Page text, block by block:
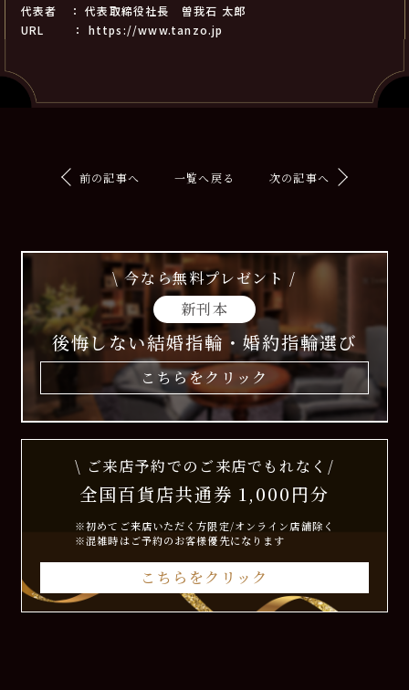
代表者 ： 代表取締役社長 曽我石 太郎
URL ： https://www.tanzo.jp
前の記事へ 一覧へ戻る 次の記事へ
\ 今なら無料プレゼント /
新刊本
後悔しない結婚指輪・婚約指輪選び
こちらをクリック
\ ご来店予約でのご来店でもれなく/
全国百貨店共通券 1,000円分
※初めてご来店いただく方限定/オンライン店舗除く
※混雑時はご予約のお客様優先になります
こちらをクリック